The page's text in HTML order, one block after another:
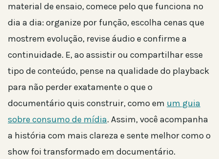
material de ensaio, comece pelo que funciona no
dia a dia: organize por função, escolha cenas que
mostrem evolução, revise áudio e confirme a
continuidade. E, ao assistir ou compartilhar esse
tipo de conteúdo, pense na qualidade do playback
para não perder exatamente o que o
documentário quis construir, como em um guia
sobre consumo de mídia. Assim, você acompanha
a história com mais clareza e sente melhor como o
show foi transformado em documentário.